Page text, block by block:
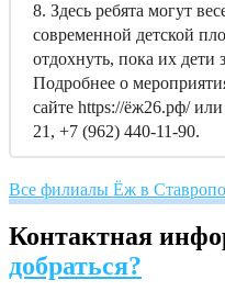
8. Здесь ребята могут
современной детской
отдохнуть, пока их
Подробнее о
сайте https://ёж26.рф/
21, +7 (962) 440-11-90.
Все филиалы Ёж в
Контактная
добраться?